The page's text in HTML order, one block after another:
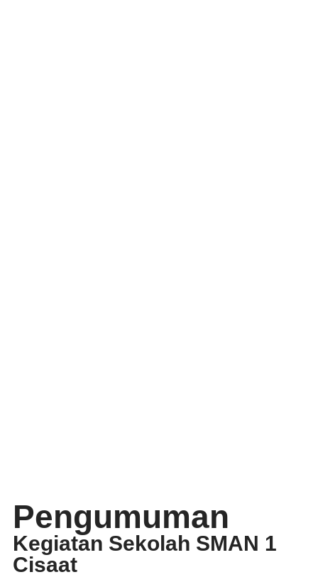
Pengumuman
Kegiatan Sekolah SMAN 1
Cisaat